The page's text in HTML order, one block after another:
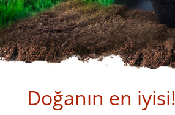
Doğanın en iyisi!